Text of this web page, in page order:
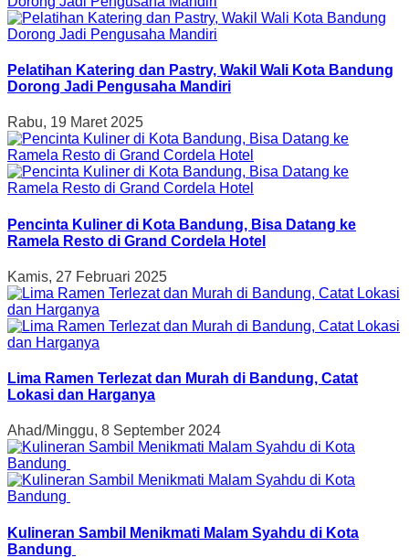
Pelatihan Katering dan Pastry, Wakil Wali Kota Bandung
Dorong Jadi Pengusaha Mandiri
Rabu, 19 Maret 2025
Pencinta Kuliner di Kota Bandung, Bisa Datang ke
Ramela Resto di Grand Cordela Hotel
Kamis, 27 Februari 2025
Lima Ramen Terlezat dan Murah di Bandung, Catat
Lokasi dan Harganya
Ahad/Minggu, 8 September 2024
Kulineran Sambil Menikmati Malam Syahdu di Kota
Bandung